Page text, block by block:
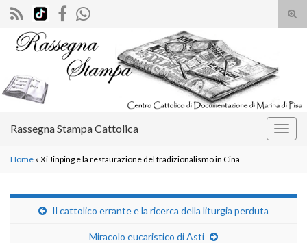
il
Search for:
Rassegna Stampa Cattolica
Home » Xi Jinping e la restaurazione del tradizionalismo in Cina
Il cattolico errante e la ricerca della liturgia perduta
Miracolo eucaristico di Asti